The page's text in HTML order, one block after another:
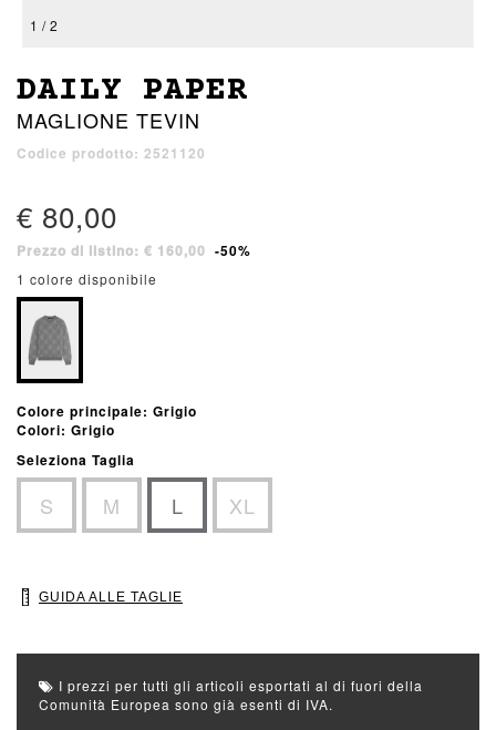
1 / 2
DAILY PAPER
MAGLIONE TEVIN
Codice prodotto: 2521120
€ 80,00
Prezzo di listino: € 160,00 -50%
1 colore disponibile
Colore principale: Grigio
Colori: Grigio
Seleziona Taglia
S M L XL
GUIDA ALLE TAGLIE
I prezzi per tutti gli articoli esportati al di fuori della
Comunità Europea sono già esenti di IVA.